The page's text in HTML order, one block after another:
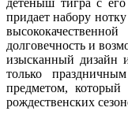
придает набору
долговечность и
изысканный дизайн
только
предметом, который
рождественских